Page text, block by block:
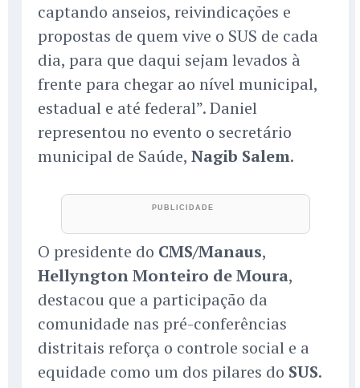
captando anseios, reivindicações e
propostas de quem vive o SUS de cada
dia, para que daqui sejam levados à
frente para chegar ao nível municipal,
estadual e até federal”. Daniel
representou no evento o secretário
municipal de Saúde, Nagib Salem.
O presidente do CMS/Manaus,
Hellyngton Monteiro de Moura,
destacou que a participação da
comunidade nas pré-conferências
distritais reforça o controle social e a
equidade como um dos pilares do SUS.